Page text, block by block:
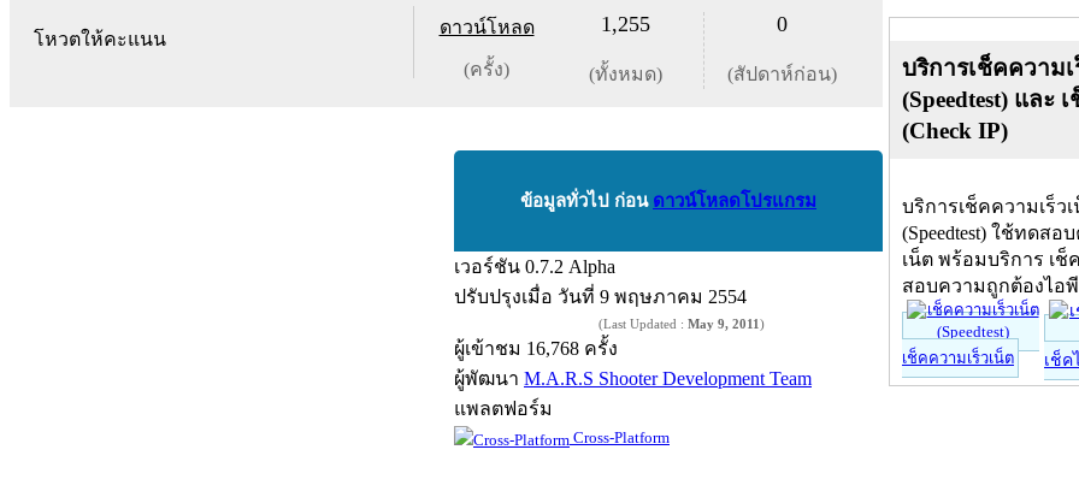
โหวตให้คะแนน
ดาวน์โหลด
(ครั้ง)
1,255
(ทั้งหมด)
0
(สัปดาห์ก่อน)
ข้อมูลทั่วไป ก่อน ดาวน์โหลดโปรแกรม
เวอร์ชัน 0.7.2 Alpha
ปรับปรุงเมื่อ วันที่ 9 พฤษภาคม 2554
(Last Updated : May 9, 2011 )
ผู้เข้าชม 16,768 ครั้ง
ผู้พัฒนา M.A.R.S Shooter Development Team
แพลตฟอร์ม
Cross-Platform
บริการเช็คความเ
(Speedtest) และ
(Check IP)
บริการเช็คความเร็ว
(Speedtest) ใช้ทดสอ
เน็ต พร้อมบริการ เช็
สอบความถูกต้องไอ
เช็คความเร็วเน็ต เช็ค